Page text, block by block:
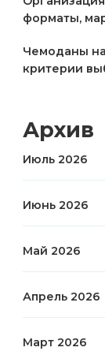
форматы,
Чемоданы на
критерии
Архив
Июль 2026
Июнь 2026
Май 2026
Апрель 2026
Март 2026